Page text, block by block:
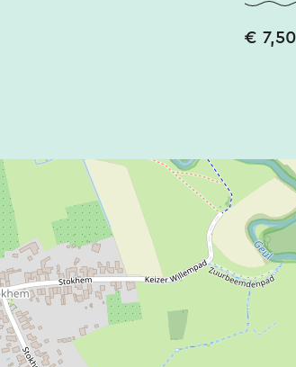
€